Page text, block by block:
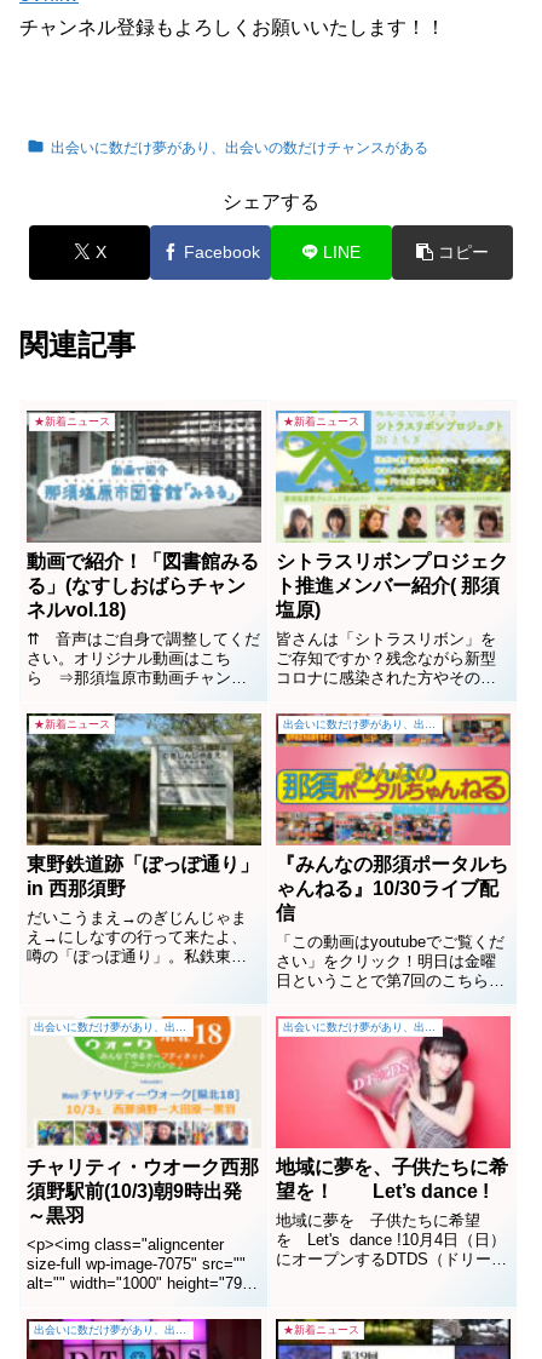
チャンネル登録もよろしくお願いいたします！！
出会いに数だけ夢があり、出会いの数だけチャンスがある
シェアする
X Facebook LINE コピー
関連記事
★新着ニュース
動画で紹介！「図書館みる
る」(なすしおばらチャン
ネルvol.18)
⇈ 音声はご自身で調整してくだ
さい。オリジナル動画はこち
ら ⇒那須塩原市動画チャンネ
ル nasushiobara-shiみるひぃは借
りたい本があるみたい。新しく
できた那須塩原市図書館「みる
る」をみるひぃと一緒に見てみ
ましょう！※９月１日開館です
（開館時間 10：00～19：00、...
★新着ニュース
シトラスリボンプロジェク
ト推進メンバー紹介( 那須
塩原)
皆さんは「シトラスリボン」を
ご存知ですか？残念ながら新型
コロナに感染された方やそのご
せ、差別、偏見等が後を絶ちま
せん。誰もがかかりうる病気で
「おかえり」と言えるような空
気を作っていきませんか？と言
う呼びかけに、と言う呼びかけ
を...
★新着ニュース
東野鉄道跡「ぽっぽ通り」
in 西那須野
だいこうまえ→のぎじんじゃま
え→にしなすの行って来たよ、
噂の「ぽっぽ通り」。私鉄東野
ばせる雰囲気だ。小さく可愛い
旧駅跡。どこに有るかという
と、野木神社への参道途中、右
手にヒッソリと道沿いあるが車
では気付かない。西那須駅東口
『みんなの那須ポータルち
ゃんねる』10/30ライブ配
信
「この動画はyoutubeでご覧くだ
さい」をクリック！明日は金曜
日ということで第7回のこちらの
タルちゃんねる』明日も20時か
ら元気にお送りいたします！！
明日のゲストをちょっとだけご
紹介します♪■ 威徳院ご住職 青
龍寺 広範さん■ アトリエ・ジュ
チャリティ・ウオーク西那
須野駅前(10/3)朝9時出発
～黒羽
<p><img class="aligncenter
size-full wp-image-7075" src=""
alt="" width="1000" height="792"
/>◇◇<strong>第8回チャリティ
ウォーク</strong>◇...
地域に夢を、子供たちに希
望を！ Let’s dance !
地域に夢を 子供たちに希望
を Let's dance !10月4日（日）
にオープンするDTDS（ドリーム
くわく感たっぷりのピンク系建
物、ガラス張り。取材に行って
★新着ニュース